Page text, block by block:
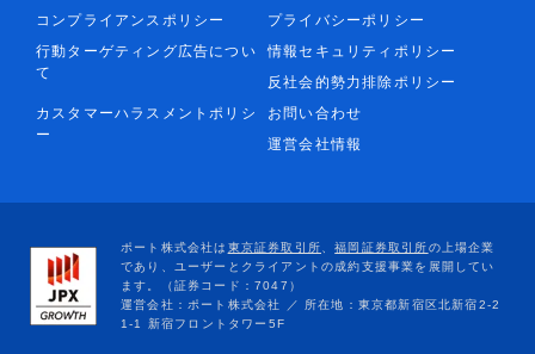
コンプライアンスポリシー
プライバシーポリシー
行動ターゲティング広告につい
て
情報セキュリティポリシー
反社会的勢力排除ポリシー
カスタマーハラスメントポリシ
ー
お問い合わせ
運営会社情報